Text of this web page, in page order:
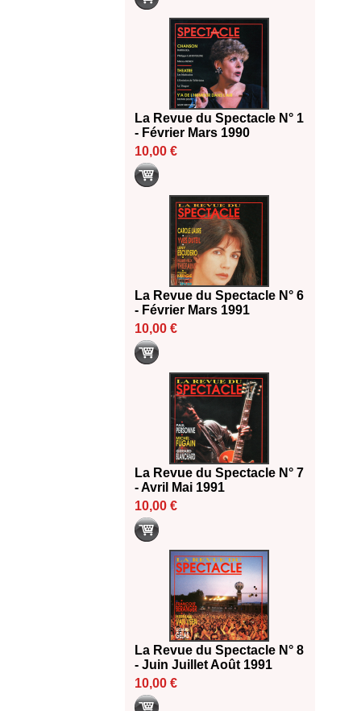
La Revue du Spectacle N° 1
- Février Mars 1990
10,00 €
La Revue du Spectacle N° 6
- Février Mars 1991
10,00 €
La Revue du Spectacle N° 7
- Avril Mai 1991
10,00 €
La Revue du Spectacle N° 8
- Juin Juillet Août 1991
10,00 €